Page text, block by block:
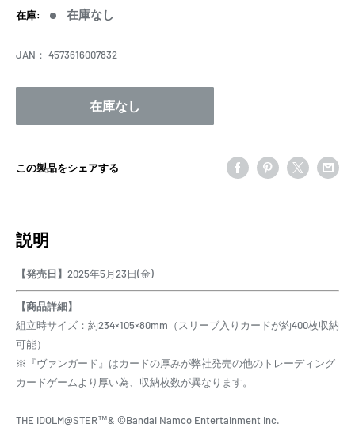
価
在庫: 在庫なし
JAN： 4573616007832
在庫なし
この製品をシェアする
説明
【発売日】 2025年5月23日(金)
【商品詳細】
組立時サイズ：約234×105×80mm（スリーブ入りカードが約400枚収納
可能）
※『ヴァンガード』はカードの厚みが弊社発売の他のトレーディング
カードゲームより厚い為、収納枚数が異なります。
THE IDOLM@STER™& ©Bandai Namco Entertainment Inc.